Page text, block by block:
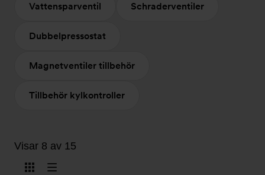
Vattensparventil Schraderventiler
Dubbelpressostat
Magnetventiler tillbehör
Tillbehör kylkontroller
Visar 8 av 15
Visa
Visa